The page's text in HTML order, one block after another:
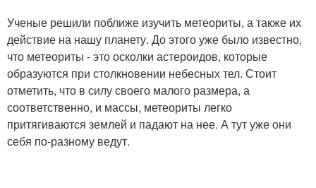
Ученые решили поближе изучить метеориты, а также их
действие на нашу планету. До этого уже было известно,
что метеориты - это осколки астероидов, которые
образуются при столкновении небесных тел. Стоит
отметить, что в силу своего малого размера, а
соответственно, и массы, метеориты легко
притягиваются землей и падают на нее. А тут уже они
себя по-разному ведут.